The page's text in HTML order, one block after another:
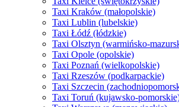
Taxi Kraków (małopolskie)
Taxi Lublin (lubelskie)
Taxi Łódź (łódzkie)
Taxi Olsztyn (warmińsko-
Taxi Opole (opolskie)
Taxi Poznań (wielkopolskie)
Taxi Rzeszów (podkarpackie)
Taxi Szczecin
Taxi Toruń (kujawsko-